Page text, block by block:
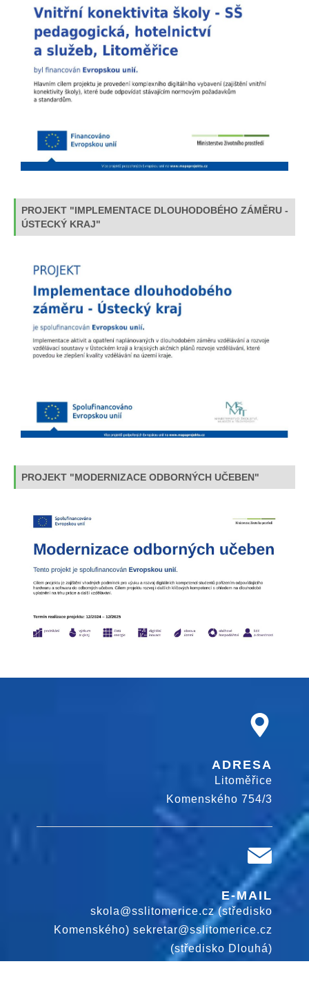
PROJEKT "IMPLEMENTACE DLOUHODOBÉHO ZÁMĚRU -
ÚSTECKÝ KRAJ"
PROJEKT "MODERNIZACE ODBORNÝCH UČEBEN"
ADRESA
Litoměřice
Komenského 754/3
E-MAIL
skola@sslitomerice.cz (středisko
Komenského) sekretar@sslitomerice.cz
(středisko Dlouhá)